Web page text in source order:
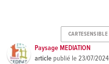
CARTESENSIBLE
Paysage MEDIATION
article publié le23/07/2024